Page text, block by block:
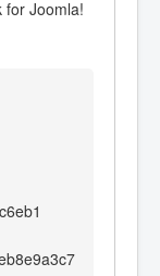
for Joomla!